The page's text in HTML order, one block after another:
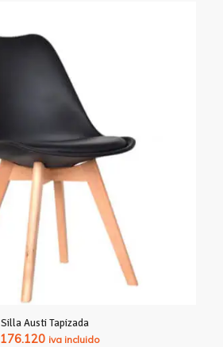
Silla Austi Tapizada
176.120 iva incluido